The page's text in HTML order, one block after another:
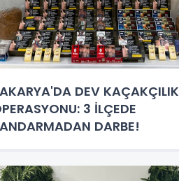
DEV KAÇAKÇILIK
3 İLÇEDE
DARBE!